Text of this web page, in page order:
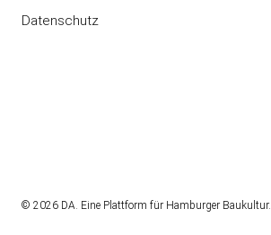
Datenschutz
© 2026 DA. Eine Plattform für Hamburger Baukultur.